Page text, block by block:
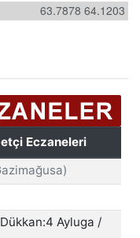
64.1203
63.7878